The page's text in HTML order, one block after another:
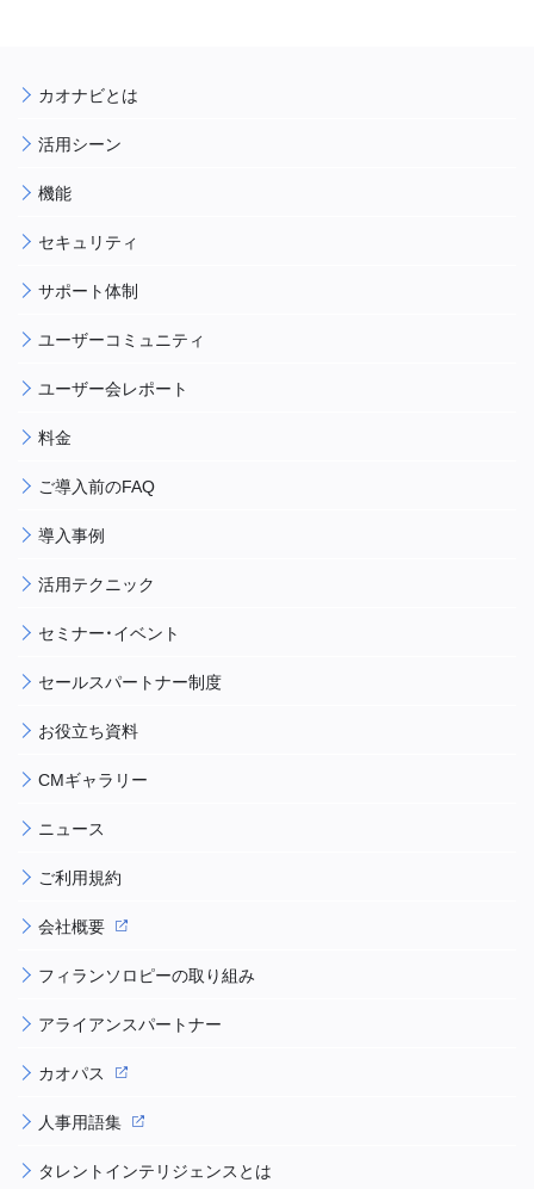
カオナビとは
活用シーン
機能
セキュリティ
サポート体制
ユーザーコミュニティ
ユーザー会レポート
料金
ご導入前のFAQ
導入事例
活用テクニック
セミナー・イベント
セールスパートナー制度
お役立ち資料
CMギャラリー
ニュース
ご利用規約
会社概要
フィランソロピーの取り組み
アライアンスパートナー
カオパス
人事用語集
タレントインテリジェンスとは